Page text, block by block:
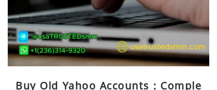
Buy Old Yahoo Accounts : Comple